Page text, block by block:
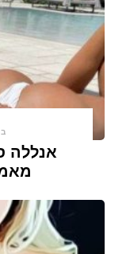
אנללה